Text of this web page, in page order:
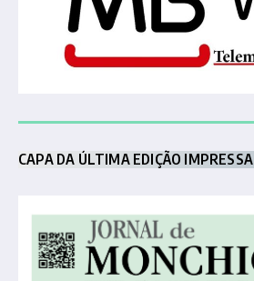
CAPA DA ÚLTIMA EDIÇÃO IMPRESSA